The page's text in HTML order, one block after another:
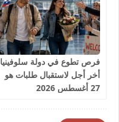
فرص تطوع في دولة سلوفينيا
أخر أجل لاستقبال طلبات هو
27 أغسطس 2026